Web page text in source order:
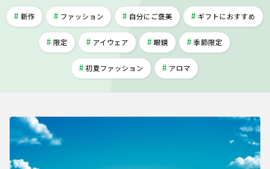
新作 ファッション 自分にご褒美 ギフトにおすすめ
限定 アイウェア 眼鏡 季節限定
初夏ファッション アロマ